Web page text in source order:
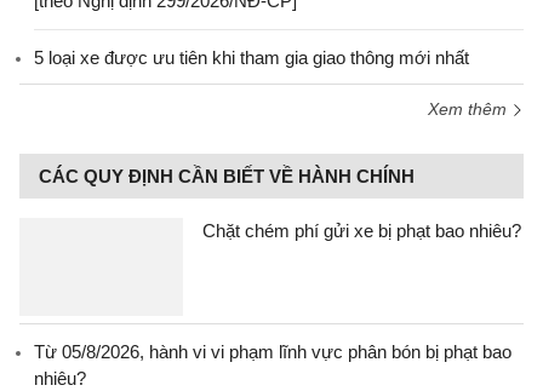
5 loại xe được ưu tiên khi tham gia giao thông mới nhất
Xem thêm
CÁC QUY ĐỊNH CẦN BIẾT VỀ HÀNH CHÍNH
Chặt chém phí gửi xe bị phạt bao nhiêu?
Từ 05/8/2026, hành vi vi phạm lĩnh vực phân bón bị phạt bao
nhiêu?